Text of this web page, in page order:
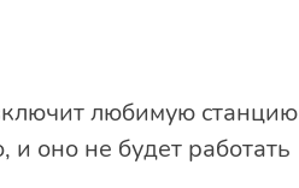
любимую станцию
оно не будет работать